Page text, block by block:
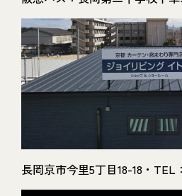
長岡京市今里5丁目18-18・TEL：